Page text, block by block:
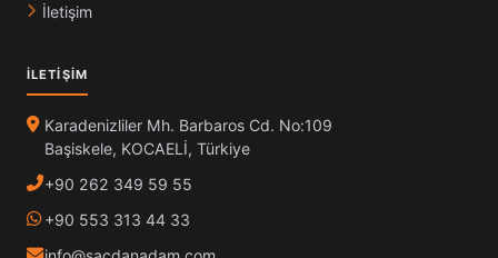
İletişim
İLETIŞIM
Karadenizliler Mh. Barbaros Cd. No:109
Başiskele, KOCAELİ, Türkiye
+90 262 349 59 55
+90 553 313 44 33